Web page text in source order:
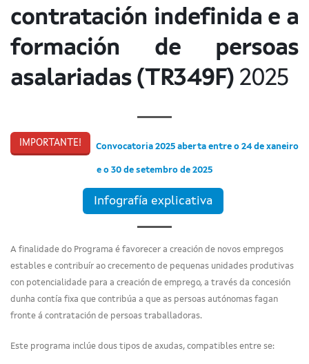
contratación indefinida e a
formación de persoas
asalariadas (TR349F) 2025
IMPORTANTE! Convocatoria 2025 aberta entre o 24 de xaneiro
e o 30 de setembro de 2025
Infografía explicativa
A finalidade do Programa é favorecer a creación de novos empregos
estables e contribuír ao crecemento de pequenas unidades produtivas
con potencialidade para a creación de emprego, a través da concesión
dunha contía fixa que contribúa a que as persoas autónomas fagan
fronte á contratación de persoas traballadoras.
Este programa inclúe dous tipos de axudas, compatibles entre se: